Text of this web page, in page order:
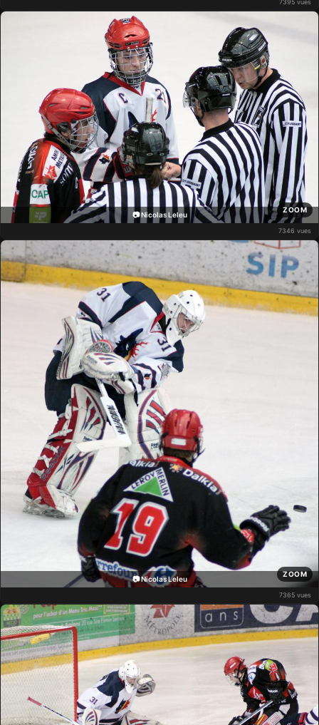
7395 vues
📷 Nicolas Leleu
ZOOM
7346 vues
📷 Nicolas Leleu
ZOOM
7365 vues